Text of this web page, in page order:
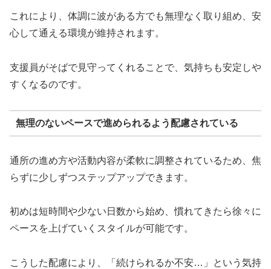
これにより、体調に波がある方でも無理なく取り組め、安
心して通える環境が維持されます。
支援員がそばで見守ってくれることで、気持ちも安定しや
すくなるのです。
無理のないペースで進められるよう配慮されている
通所の進め方や活動内容が柔軟に調整されているため、焦
らずに少しずつステップアップできます。
初めは短時間や少ない日数から始め、慣れてきたら徐々に
ペースを上げていくスタイルが可能です。
こうした配慮により、「続けられるか不安…」という気持